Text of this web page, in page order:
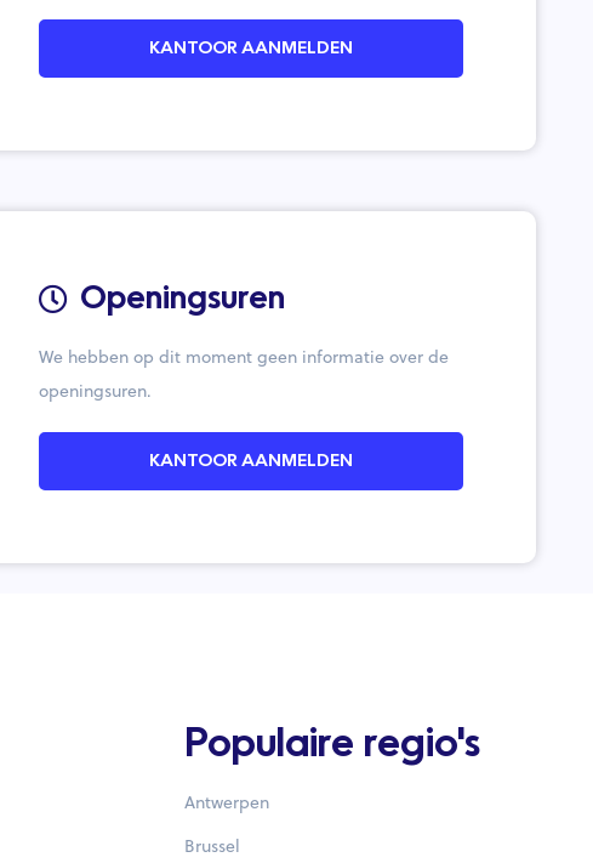
KANTOOR AANMELDEN
Openingsuren
We hebben op dit moment geen informatie over de
openingsuren.
KANTOOR AANMELDEN
Populaire regio's
Antwerpen
Brussel